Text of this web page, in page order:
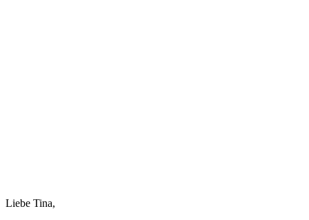
Liebe Tina,